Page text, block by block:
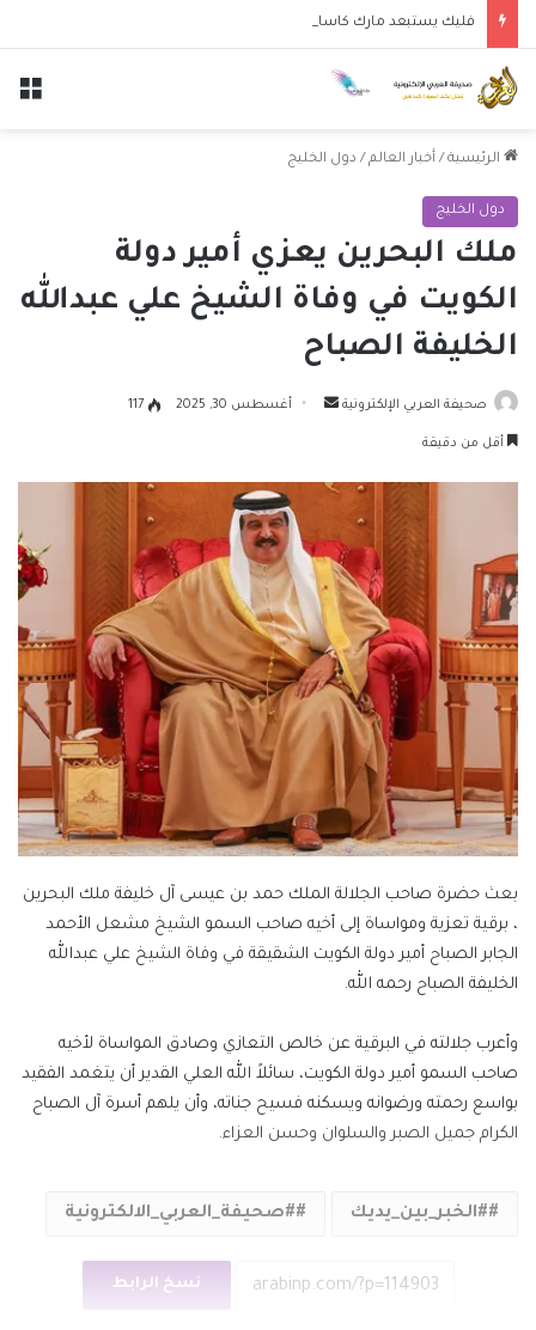
الرئيسية / أخبار العالم / دول الخليج
دول الخليج
ملك البحرين يعزي أمير دولة
الكويت في وفاة الشيخ علي عبدالله
الخليفة الصباح
صحيفة العربي الإلكترونية
أرسل أغسطس 30, 2025 117
أقل من دقيقة
بعث حضرة صاحب الجلالة الملك حمد بن عيسى آل خليفة ملك البحرين
، برقية تعزية ومواساة إلى أخيه صاحب السمو الشيخ مشعل الأحمد
الجابر الصباح أمير دولة الكويت الشقيقة في وفاة الشيخ علي عبدالله
الخليفة الصباح رحمه الله.
وأعرب جلالته في البرقية عن خالص التعازي وصادق المواساة لأخيه
صاحب السمو أمير دولة الكويت، سائلاً الله العلي القدير أن يتغمد الفقيد
بواسع رحمته ورضوانه ويسكنه فسيح جناته، وأن يلهم أسرة آل الصباح
الكرام جميل الصبر والسلوان وحسن العزاء.
#الخبر_بين_يديك #صحيفة_العربي_الالكترونية
نسخ الرابط